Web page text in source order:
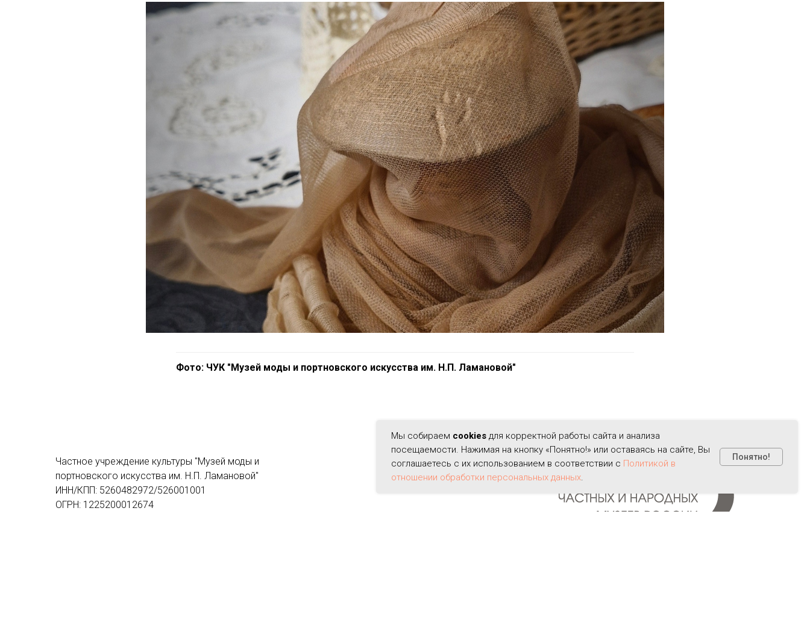
Фото: ЧУК "Музей моды и портновского искусства им. Н.П. Ламановой"
Частное учреждение культуры "Музей моды и
портновского искусства им. Н.П. Ламановой"
ИНН/КПП: 5260482972/526001001
ОГРН: 1225200012674
Мы собираем cookies для корректной работы сайта и анализа
посещаемости. Нажимая на кнопку «Понятно!» или оставаясь на сайте, Вы
соглашаетесь с их использованием в соответствии с Политикой в
отношении обработки персональных данных.
Понятно!